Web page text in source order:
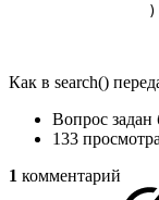
Как в search()
Вопрос задан
133 просмотра
1 комментарий